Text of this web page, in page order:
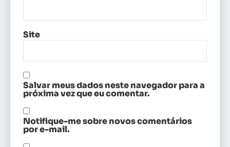
Site
Salvar meus dados neste navegador para a
próxima vez que eu comentar.
Notifique-me sobre novos comentários
por e-mail.